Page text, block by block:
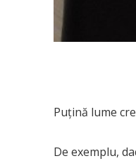
Puțină lume
De exemplu,